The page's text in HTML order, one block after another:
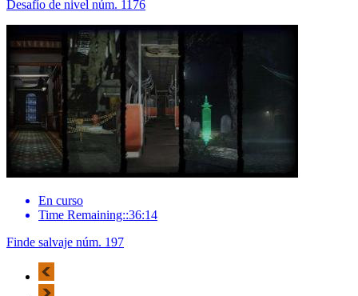
Desafío de nivel núm. 1176
En curso
Time Remaining::36:14
Finde salvaje núm. 197